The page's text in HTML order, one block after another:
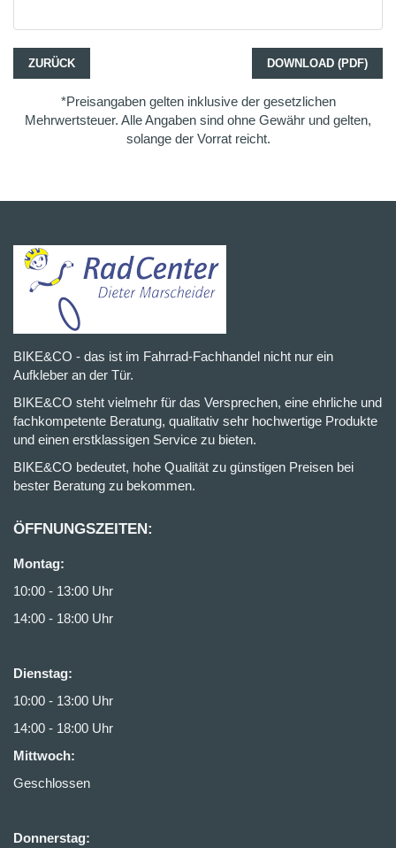
ZURÜCK DOWNLOAD (PDF)
*Preisangaben gelten inklusive der gesetzlichen
Mehrwertsteuer. Alle Angaben sind ohne Gewähr und gelten,
solange der Vorrat reicht.
BIKE&CO - das ist im Fahrrad-Fachhandel nicht nur ein
Aufkleber an der Tür.
BIKE&CO steht vielmehr für das Versprechen, eine ehrliche und
fachkompetente Beratung, qualitativ sehr hochwertige Produkte
und einen erstklassigen Service zu bieten.
BIKE&CO bedeutet, hohe Qualität zu günstigen Preisen bei
bester Beratung zu bekommen.
ÖFFNUNGSZEITEN:
Montag:
10:00 - 13:00 Uhr
14:00 - 18:00 Uhr
Dienstag:
10:00 - 13:00 Uhr
14:00 - 18:00 Uhr
Mittwoch:
Geschlossen
Donnerstag: